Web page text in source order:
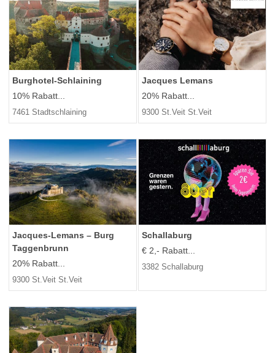
Burghotel-Schlaining
10% Rabatt...
7461 Stadtschlaining
Jacques Lemans
20% Rabatt...
9300 St.Veit St.Veit
Jacques-Lemans – Burg
Taggenbrunn
20% Rabatt...
9300 St.Veit St.Veit
Schallaburg
€ 2,- Rabatt...
3382 Schallaburg